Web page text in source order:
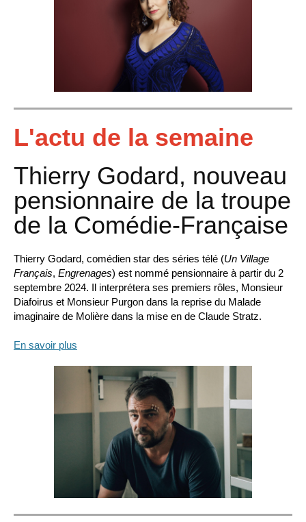
L'actu de la semaine
Thierry Godard, nouveau
pensionnaire de la troupe
de la Comédie-Française
Thierry Godard, comédien star des séries télé (Un Village
Français, Engrenages) est nommé pensionnaire à partir du 2
septembre 2024. Il interprétera ses premiers rôles, Monsieur
Diafoirus et Monsieur Purgon dans la reprise du Malade
imaginaire de Molière dans la mise en de Claude Stratz.
En savoir plus